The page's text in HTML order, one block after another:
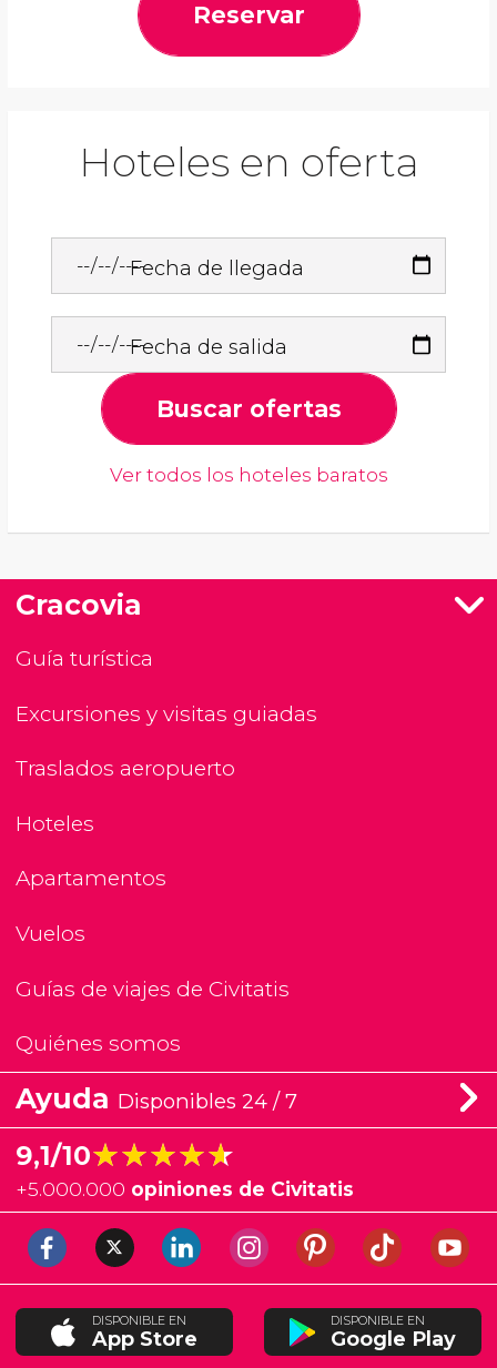
Reservar
Hoteles en oferta
Fecha de llegada
Fecha de salida
Buscar ofertas
Ver todos los hoteles baratos
Cracovia
Guía turística
Excursiones y visitas guiadas
Traslados aeropuerto
Hoteles
Apartamentos
Vuelos
Guías de viajes de Civitatis
Quiénes somos
Ayuda Disponibles 24 / 7
9,1/10★★★★★
★★★★★
+5.000.000 opiniones de Civitatis
DISPONIBLE EN
App Store
DISPONIBLE EN
Google Play